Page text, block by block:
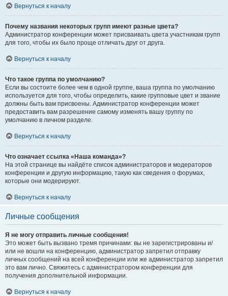
Вернуться к началу
Почему названия некоторых групп имеют разные цвета?
Администратор конференции может присваивать цвета участникам групп
для того, чтобы их было проще отличать друг от друга.
Вернуться к началу
Что такое группа по умолчанию?
Если вы состоите более чем в одной группе, ваша группа по умолчанию
используется для того, чтобы определить, какие групповые цвет и звание
должны быть вам присвоены. Администратор конференции может
предоставить вам разрешение самому изменять вашу группу по
умолчанию в личном разделе.
Вернуться к началу
Что означает ссылка «Наша команда»?
На этой странице вы найдёте список администраторов и модераторов
конференции и другую информацию, такую как сведения о форумах,
которые они модерируют.
Вернуться к началу
Личные сообщения
Я не могу отправить личные сообщения!
Это может быть вызвано тремя причинами: вы не зарегистрированы и/
или не вошли на конференцию, администратор запретил отправку
личных сообщений на всей конференции или же администратор запретил
это вам лично. Свяжитесь с администратором конференции для
получения дополнительной информации.
Вернуться к началу